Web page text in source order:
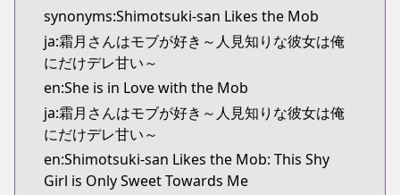
novelUpdates
novelUpdates
https://www.novelupdates.com/series/
Book☆Walker
Book☆Walker
https://bookwalker.jp/series/418920/list
synonyms:Shimotsuki-san Likes the Mob
ja:霜月さんはモブが好き～人見知りな彼女は俺
にだけデレ甘い～
en:She is in Love with the Mob
ja:霜月さんはモブが好き～人見知りな彼女は俺
にだけデレ甘い～
en:Shimotsuki-san Likes the Mob: This Shy
Girl is Only Sweet Towards Me